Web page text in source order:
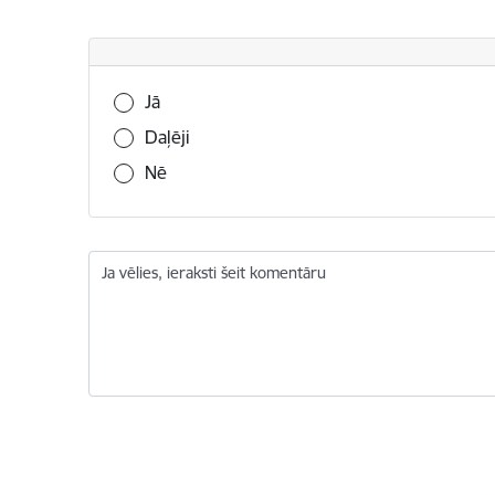
Vai šī informācija bija noderīga?
Jā
Daļēji
Nē
Ja vēlies, ieraksti šeit komentāru